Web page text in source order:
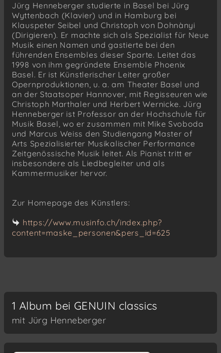
Jürg Henneberger studierte in Basel bei Jürg
Wyttenbach (Klavier) und in Hamburg bei
Klauspeter Seibel und Christoph von Dohnànyi
(Dirigieren). Er machte sich als Spezialist für Neue
Musik einen Namen und gastierte bei den
führenden Ensembles dieser Sparte. Leitet das
1998 von ihm gegründete Ensemble Phoenix
Basel. Er ist Künstlerischer Leiter großer
Opernproduktionen, u. a. am Theater Basel und
an der Staatsoper Hannover, mit Regisseuren wie
Christoph Marthaler und Herbert Wernicke. Jürg
Henneberger ist Professor an der Hochschule für
Musik Basel, wo er zusammen mit Mike Svoboda
und Marcus Weiss den Studiengang Master of
Arts Spezialisierter Musikalischer Performance
Zeitgenössische Musik leitet. Als Pianist tritt er
insbesondere als Liedbegleiter und als
Kammermusiker hervor.
Zur Homepage des Künstlers:
https://www.musinfo.ch/index.php?
content=maske_personen&pers_id=625
1 Album bei GENUIN classics
mit Jürg Henneberger